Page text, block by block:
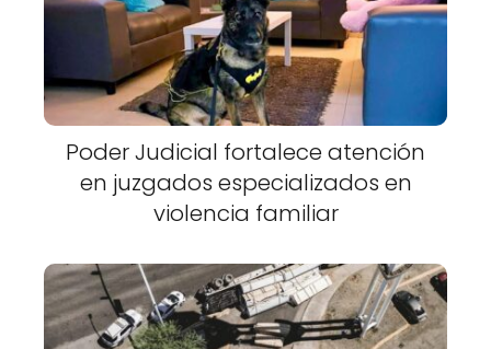
Poder Judicial fortalece atención
en juzgados especializados en
violencia familiar